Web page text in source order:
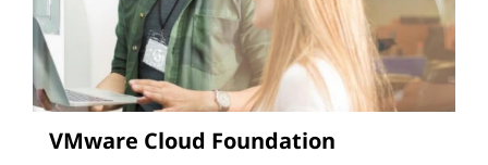
VMware Cloud Foundation